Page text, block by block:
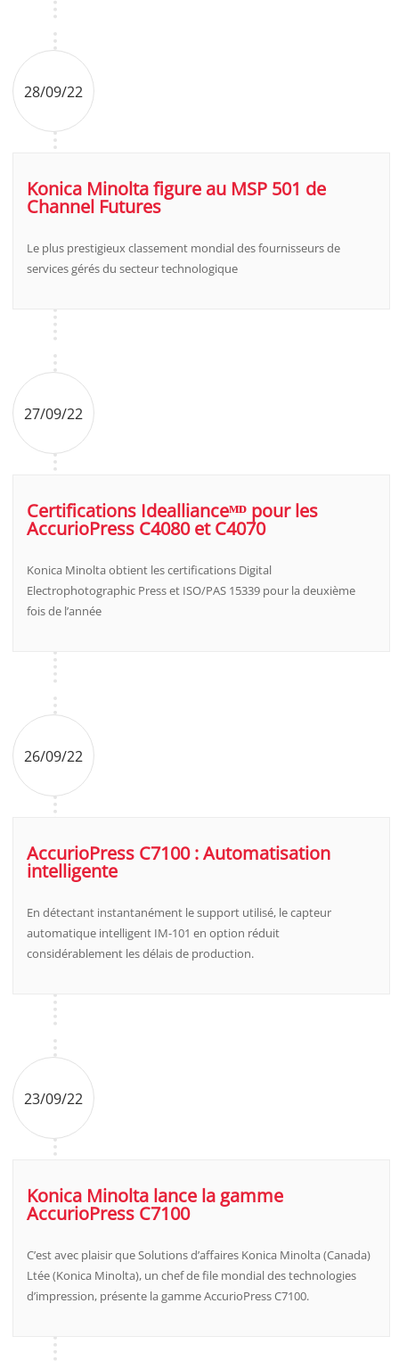
28/09/22
Konica Minolta figure au MSP 501 de
Channel Futures
Le plus prestigieux classement mondial des fournisseurs de
services gérés du secteur technologique
27/09/22
Certifications Ideallianceᴹᴰ pour les
AccurioPress C4080 et C4070
Konica Minolta obtient les certifications Digital
Electrophotographic Press et ISO/PAS 15339 pour la deuxième
fois de l’année
26/09/22
AccurioPress C7100 : Automatisation
intelligente
En détectant instantanément le support utilisé, le capteur
automatique intelligent IM-101 en option réduit
considérablement les délais de production.
23/09/22
Konica Minolta lance la gamme
AccurioPress C7100
C’est avec plaisir que Solutions d’affaires Konica Minolta (Canada)
Ltée (Konica Minolta), un chef de file mondial des technologies
d’impression, présente la gamme AccurioPress C7100.